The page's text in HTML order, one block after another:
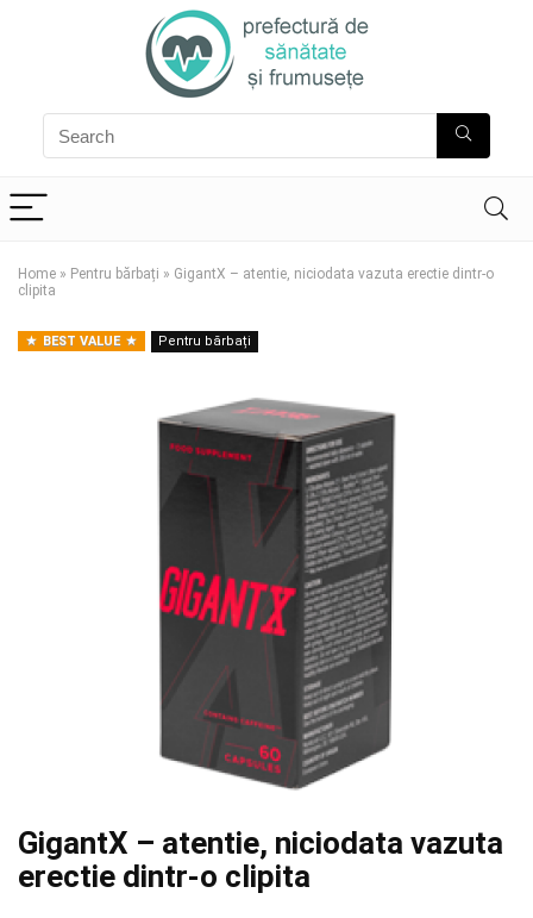
Home » Pentru bărbați » GigantX – atentie, niciodata vazuta erectie dintr-o
clipita
BEST VALUE Pentru bărbați
GigantX – atentie, niciodata vazuta
erectie dintr-o clipita